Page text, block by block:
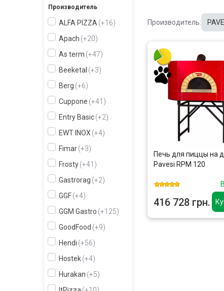
Производитель
ALFA PIZZA +16
Apach +20
As term +47
Beeketal
+3
Berg +6
Cuppone +41
Entry Basic +2
EWT INOX +4
Fimar +3
Frosty +41
Gastrorag +2
GGF +4
GGM Gastro +125
GoodFood +9
Hendi +56
Hostek +4
Hurakan +5
Производитель:
Печь для пиццы на
Pavesi RPM 120
416 728 грн.